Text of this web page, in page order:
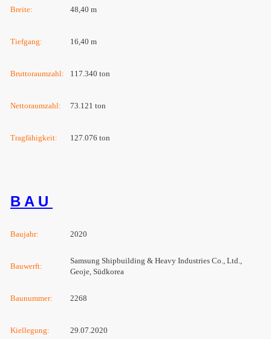
Breite: 48,40 m
Tiefgang: 16,40 m
Bruttoraumzahl: 117.340 ton
Nettoraumzahl: 73.121 ton
Tragfähigkeit: 127.076 ton
B A U
Baujahr: 2020
Bauwerft:
Samsung Shipbuilding & Heavy Industries Co., Ltd.,
Geoje, Südkorea
Baunummer: 2268
Kiellegung: 29.07.2020